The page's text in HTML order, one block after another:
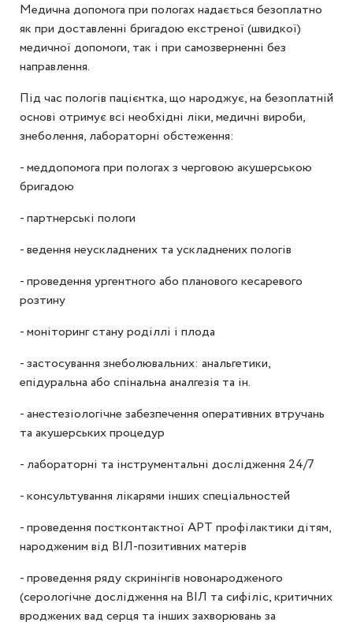
Медична допомога при пологах надається безоплатно
як при доставленні бригадою екстреної (швидкої)
медичної допомоги, так і при самозверненні без
направлення.
Під час пологів пацієнтка, що народжує, на безоплатній
основі отримує всі необхідні ліки, медичні вироби,
знеболення, лабораторні обстеження:
- меддопомога при пологах з черговою акушерською
бригадою
- партнерські пологи
- ведення неускладнених та ускладнених пологів
- проведення ургентного або планового кесаревого
розтину
- моніторинг стану роділлі і плода
- застосування знеболювальних: анальгетики,
епідуральна або спінальна аналгезія та ін.
- анестезіологічне забезпечення оперативних втручань
та акушерських процедур
- лабораторні та інструментальні дослідження 24/7
- консультування лікарями інших спеціальностей
- проведення постконтактної АРТ профілактики дітям,
народженим від ВІЛ-позитивних матерів
- проведення ряду скринінгів новонародженого
(серологічне дослідження на ВІЛ та сифіліс, критичних
вроджених вад серця та інших захворювань за